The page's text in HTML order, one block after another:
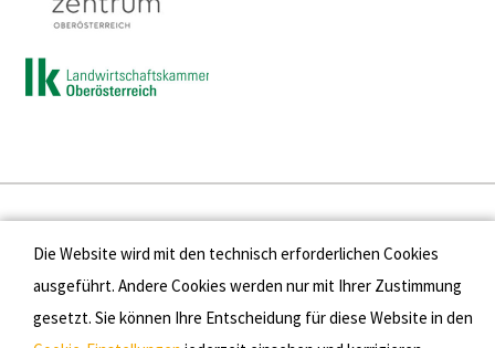
Presse
Kontakt
Datenschutz
Die Website wird mit den technisch erforderlichen Cookies
ausgeführt. Andere Cookies werden nur mit Ihrer Zustimmung
gesetzt. Sie können Ihre Entscheidung für diese Website in den